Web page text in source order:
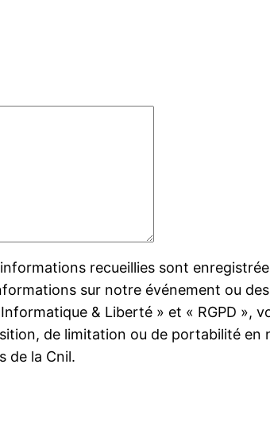
recueillies sont
sur notre événement ou
& Liberté » et « RGPD »,
de limitation ou de portabilité
de la Cnil.